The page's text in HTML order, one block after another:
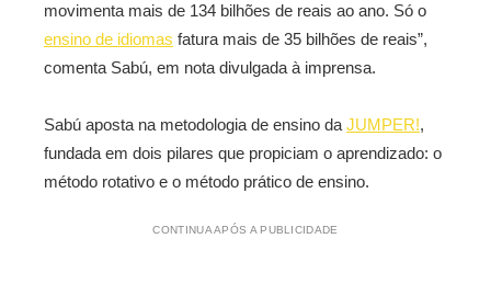
movimenta mais de 134 bilhões de reais ao ano. Só o
ensino de idiomas fatura mais de 35 bilhões de reais”,
comenta Sabú, em nota divulgada à imprensa.
Sabú aposta na metodologia de ensino da JUMPER!,
fundada em dois pilares que propiciam o aprendizado: o
método rotativo e o método prático de ensino.
CONTINUA APÓS A PUBLICIDADE